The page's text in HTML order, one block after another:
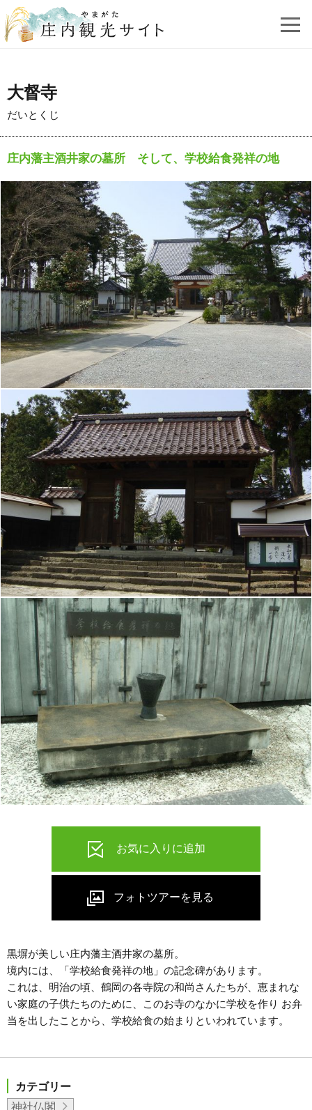
大督寺
だいとくじ
庄内藩主酒井家の墓所 そして、学校給食発祥の地
黒塀が美しい庄内藩主酒井家の墓所。
境内には、「学校給食発祥の地」の記念碑があります。
これは、明治の頃、鶴岡の各寺院の和尚さんたちが、恵まれな
い家庭の子供たちのために、このお寺のなかに学校を作り お弁
当を出したことから、学校給食の始まりといわれています。
カテゴリー
神社仏閣